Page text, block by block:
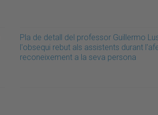
Pla de detall del professor Guillermo
l'obsequi rebut als assistents durant
reconeixement a la seva persona